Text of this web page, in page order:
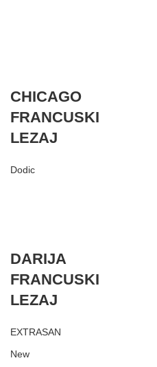
CHICAGO
FRANCUSKI
LEZAJ
Dodic
DARIJA
FRANCUSKI
LEZAJ
EXTRASAN
New